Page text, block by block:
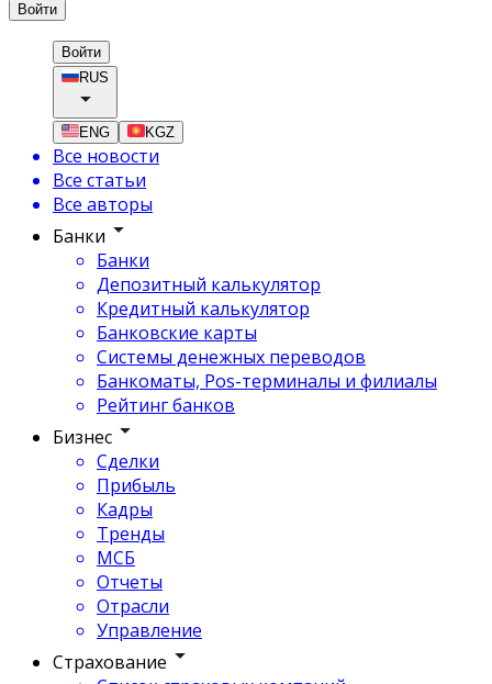
Войти
Войти
RUS
ENG KGZ
Все новости
Все статьи
Все авторы
Банки
Банки
Депозитный калькулятор
Кредитный калькулятор
Банковские карты
Системы денежных переводов
Банкоматы, Pos-терминалы и филиалы
Рейтинг банков
Бизнес
Сделки
Прибыль
Кадры
Тренды
МСБ
Отчеты
Отрасли
Управление
Страхование